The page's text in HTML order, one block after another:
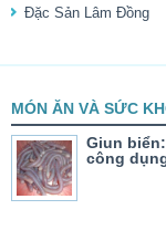
Đặc Sản Lâm Đồng
MÓN ĂN VÀ SỨC
Giun
công